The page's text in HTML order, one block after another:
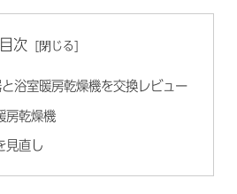
目次
浴室暖房乾燥機を交換レビュー
房乾燥機
見直し